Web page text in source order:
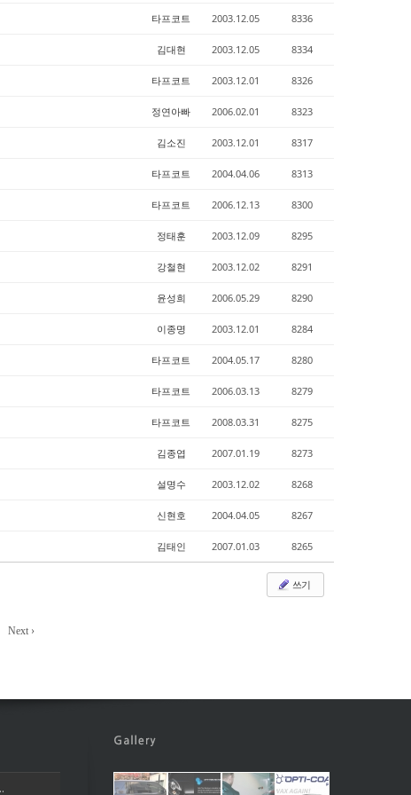
타프코트 2003.12.05 8336
김대현 2003.12.05 8334
타프코트 2003.12.01 8326
정연아빠 2006.02.01 8323
김소진 2003.12.01 8317
타프코트 2004.04.06 8313
타프코트 2006.12.13 8300
정태훈 2003.12.09 8295
강철현 2003.12.02 8291
윤성희 2006.05.29 8290
이종명 2003.12.01 8284
타프코트 2004.05.17 8280
타프코트 2006.03.13 8279
타프코트 2008.03.31 8275
김종엽 2007.01.19 8273
설명수 2003.12.02 8268
신현호 2004.04.05 8267
김태인 2007.01.03 8265
쓰기
Next ›